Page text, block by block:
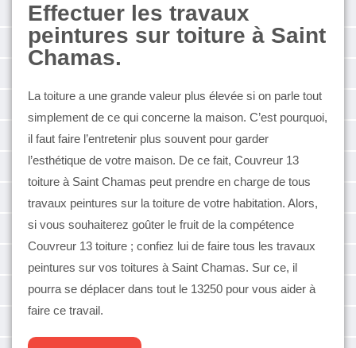
Effectuer les travaux
peintures sur toiture à Saint
Chamas.
La toiture a une grande valeur plus élevée si on parle tout
simplement de ce qui concerne la maison. C’est pourquoi,
il faut faire l’entretenir plus souvent pour garder
l’esthétique de votre maison. De ce fait, Couvreur 13
toiture à Saint Chamas peut prendre en charge de tous
travaux peintures sur la toiture de votre habitation. Alors,
si vous souhaiterez goûter le fruit de la compétence
Couvreur 13 toiture ; confiez lui de faire tous les travaux
peintures sur vos toitures à Saint Chamas. Sur ce, il
pourra se déplacer dans tout le 13250 pour vous aider à
faire ce travail.